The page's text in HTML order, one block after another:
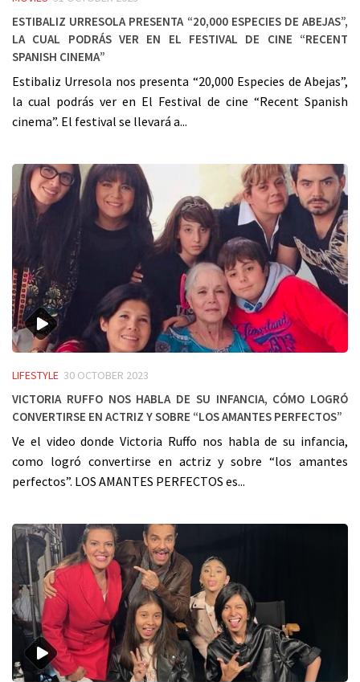
Estibaliz Urresola presenta “20,000 Especies de Abejas”,
la cual podrás ver en el Festival de cine “Recent
Spanish cinema”
Estibaliz Urresola nos presenta “20,000 Especies de Abejas”,
la cual podrás ver en El Festival de cine “Recent Spanish
cinema”. El festival se llevará a...
LIFESTYLE 30 OCTOBER 2023
Victoria Ruffo nos habla de su infancia, cómo logró
convertirse en actriz y sobre “los amantes perfectos”
Ve el video donde Victoria Ruffo nos habla de su infancia,
como logró convertirse en actriz y sobre “los amantes
perfectos”. LOS AMANTES PERFECTOS es...